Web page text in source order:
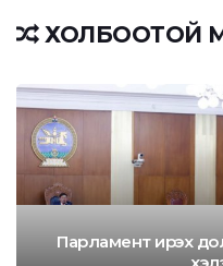
ХОЛБООТОЙ
Парламент ирэх